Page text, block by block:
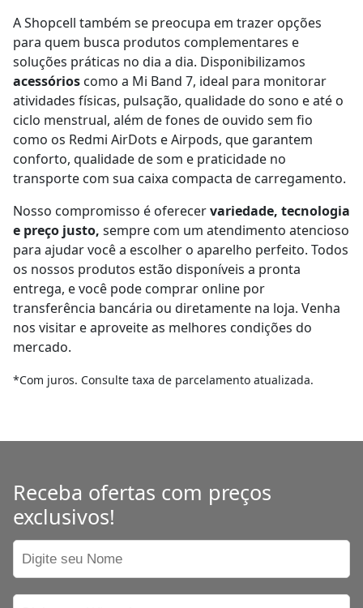
A Shopcell também se preocupa em trazer opções
para quem busca produtos complementares e
soluções práticas no dia a dia. Disponibilizamos
acessórios como a Mi Band 7, ideal para monitorar
atividades físicas, pulsação, qualidade do sono e até o
ciclo menstrual, além de fones de ouvido sem fio
como os Redmi AirDots e Airpods, que garantem
conforto, qualidade de som e praticidade no
transporte com sua caixa compacta de carregamento.
Nosso compromisso é oferecervariedade, tecnologia
e preço justo, sempre com um atendimento atencioso
para ajudar você a escolher o aparelho perfeito. Todos
os nossos produtos estão disponíveis a pronta
entrega, e você pode comprar online por
transferência bancária ou diretamente na loja. Venha
nos visitar e aproveite as melhores condições do
mercado.
*Com juros. Consulte taxa de parcelamento atualizada.
Receba ofertas com preços
exclusivos!